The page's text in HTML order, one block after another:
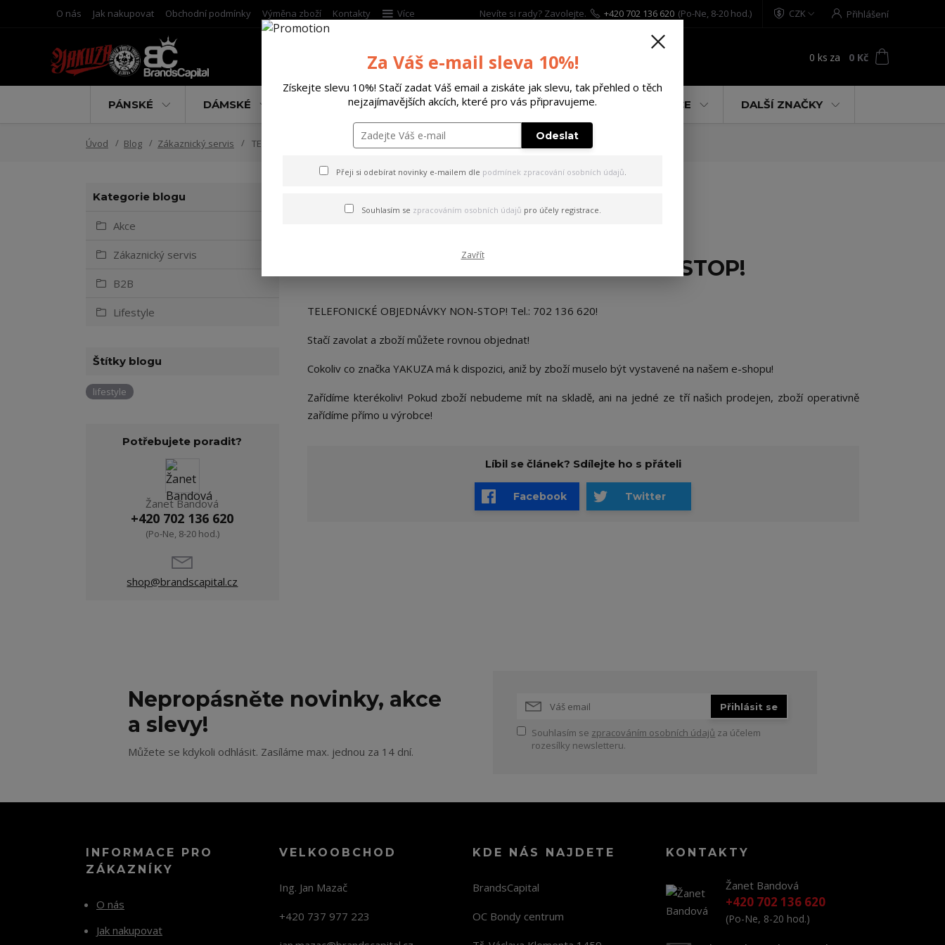
O nás Jak nakupovat Obchodní podmínky Výměna zboží Kontakty Více CZK Přihlášení
Nevíte si rady? Zavolejte. +420 702 136 620 (Po-Ne, 8-20 hod.)
0 ks za 0 Kč
PÁNSKÉ DÁMSKÉ DOPLŇKY DÁRKOVÉ POUKAZY % AKCE DALŠÍ ZNAČKY
Úvod Blog Zákaznický servis TELEFONICKÉ OBJEDNÁVKY NON-STOP!
Kategorie blogu
Akce
Zákaznický servis
B2B
Lifestyle
Štítky blogu
lifestyle
Potřebujete poradit?
Žanet Bandová
+420 702 136 620
(Po-Ne, 8-20 hod.)
shop@brandscapital.cz
TELEFONICKÉ OBJEDNÁVKY NON-STOP!
TELEFONICKÉ OBJEDNÁVKY NON-STOP! Tel.: 702 136 620!
Stačí zavolat a zboží můžete rovnou objednat!
Cokoliv co značka YAKUZA má k dispozici, aniž by zboží muselo být vystavené na našem e-shopu!
Zařídíme kterékoliv! Pokud zboží nebudeme mít na skladě, ani na jedné ze tří našich prodejen, zboží operativně
zařídíme přímo u výrobce!
Líbil se článek? Sdílejte ho s přáteli
Facebook Twitter
Nepropásněte novinky, akce
a slevy!
Můžete se kdykoli odhlásit. Zasíláme max. jednou za 14 dní.
Přihlásit se
Souhlasím se zpracováním osobních údajů za účelem
rozesílky newsletteru.
INFORMACE PRO
ZÁKAZNÍKY
O nás
Jak nakupovat
VELKOOBCHOD
Ing. Jan Mazač
+420 737 977 223
KDE NÁS NAJDETE
BrandsCapital
OC Bondy centrum
KONTAKTY
Žanet Bandová
+420 702 136 620
(Po-Ne, 8-20 hod.)
Za Váš e-mail sleva 10%!
Získejte slevu 10%! Stačí zadat Váš email a ziskáte jak slevu, tak přehled o těch
nejzajímavějších akcích, které pro vás připravujeme.
Odeslat
Přeji si odebírat novinky e-mailem dle podmínek zpracování osobních údajů.
Souhlasím se zpracováním osobních údajů pro účely registrace.
Zavřít